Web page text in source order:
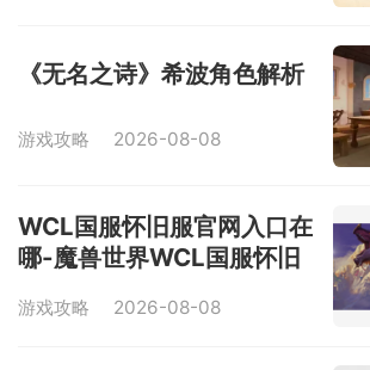
《无名之诗》希波角色解析
游戏攻略 2026-08-08
WCL国服怀旧服官网入口在
哪-魔兽世界WCL国服怀旧
游戏攻略 2026-08-08